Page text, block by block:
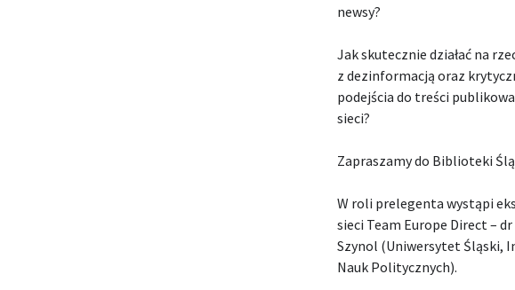
newsy?
Jak skutecznie działać na
z dezinformacją oraz
podejścia do treści
sieci?
Zapraszamy do Biblioteki
W roli prelegenta wystąpi
sieci Team Europe Direct –
Szynol (Uniwersytet Śląski,
Nauk Politycznych).